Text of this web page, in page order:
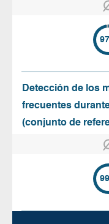
Detección de los
frecuentes
(conjunto de